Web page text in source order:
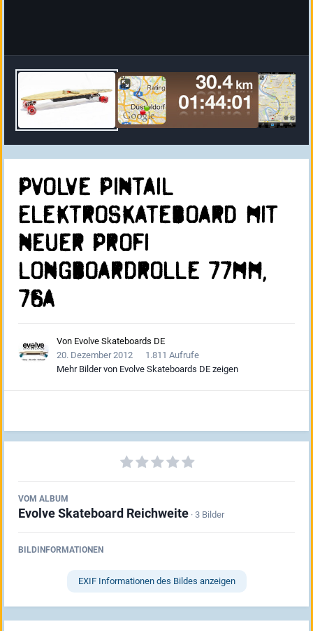
Pvolve Pintail
Elektroskateboard mit
neuer Profi
Longboardrolle 77mm,
76a
Von Evolve Skateboards DE
20. Dezember 2012
1.811 Aufrufe
Mehr Bilder von Evolve Skateboards DE zeigen
VOM ALBUM
Evolve Skateboard Reichweite · 3 Bilder
BILDINFORMATIONEN
EXIF Informationen des Bildes anzeigen